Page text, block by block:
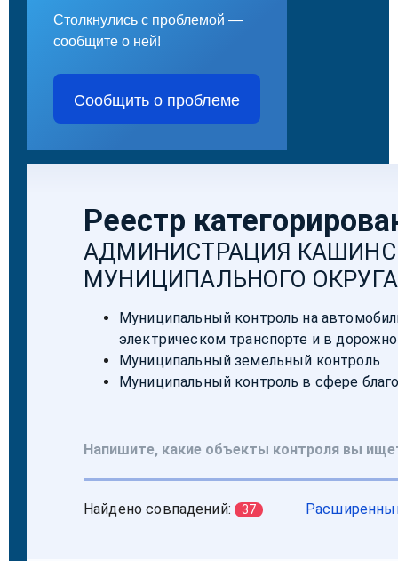
Столкнулись с проблемой —
сообщите о ней!
Сообщить о проблеме